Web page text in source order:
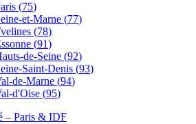
(75)
et-Marne (77)
(78)
(91)
de-Seine (92)
Saint-Denis (93)
de-Marne (94)
d'Oise (95)
– Paris & IDF